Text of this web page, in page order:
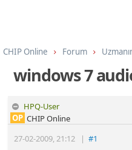
CHIP Online Forum
windows 7
HPQ-User
27-02-2009,21:12 |#1
OP CHIP Online